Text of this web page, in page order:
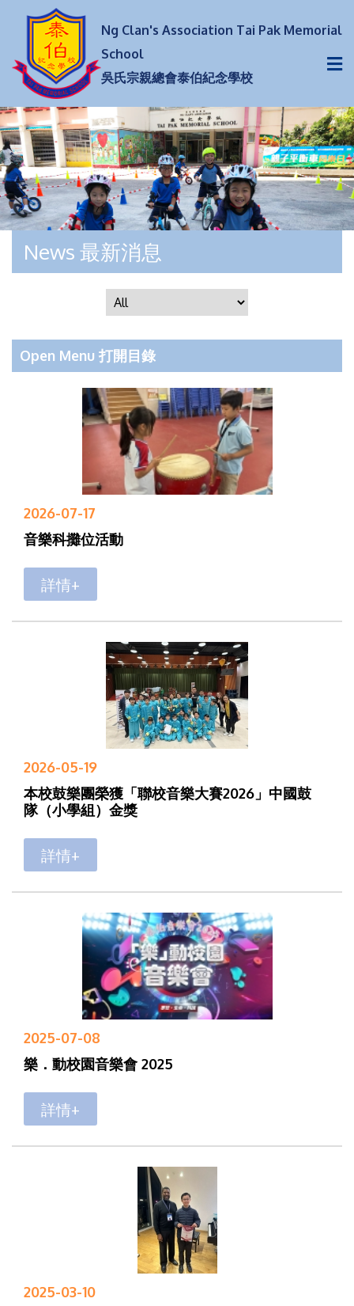
Ng Clan's Association Tai Pak Memorial
School
吳氏宗親總會泰伯紀念學校
News 最新消息
Open Menu 打開目錄
2026-07-17
音樂科攤位活動
詳情+
2026-05-19
本校鼓樂團榮獲「聯校音樂大賽2026」中國鼓
隊（小學組）金獎
詳情+
2025-07-08
樂．動校園音樂會 2025
詳情+
2025-03-10